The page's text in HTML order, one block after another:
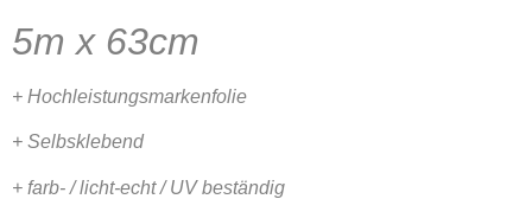
5m x 63cm
+ Hochleistungsmarkenfolie
+ Selbsklebend
+ farb- / licht-echt / UV beständig